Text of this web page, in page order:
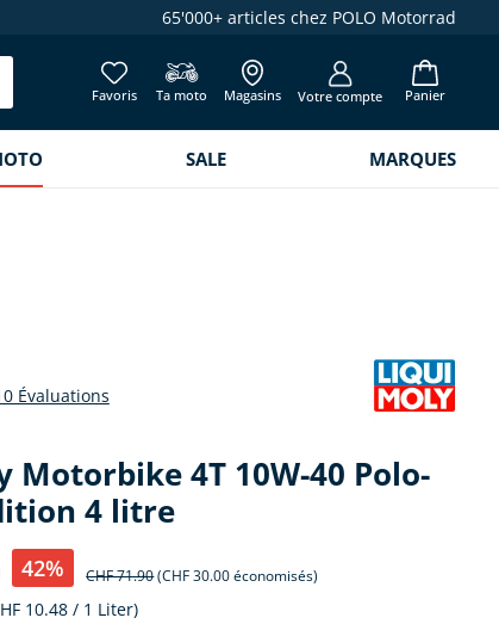
65'000+ articles chez POLO Motorrad
Favoris Ta moto Magasins Votre compte Panier
SALE MARQUES
Évaluations
Motorbike 4T 10W-40 Polo-
4 litre
42% CHF 71.90(CHF 30.00 économisés)
10.48 / 1 Liter)